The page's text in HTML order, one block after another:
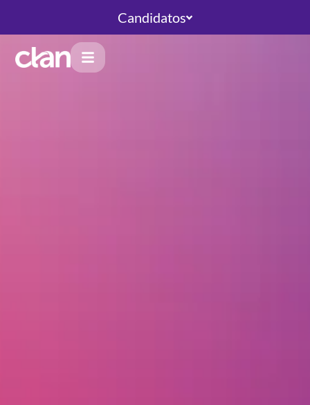
Candidatos